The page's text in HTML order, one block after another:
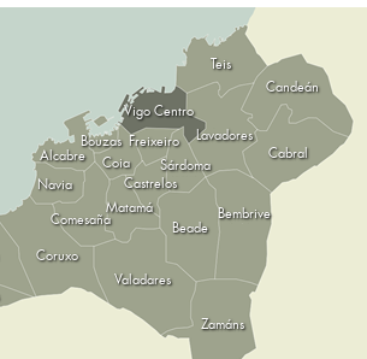
Teis
Candeán
Cabral
Lavadores
Sárdoma
Bembrive
Coruxo
Beade
Valadares
Castrelos
Matamá
Freixeiro
Vigo Centro
Coia
Bouzas
Alcabre
Comesaña
Navia
Zamáns